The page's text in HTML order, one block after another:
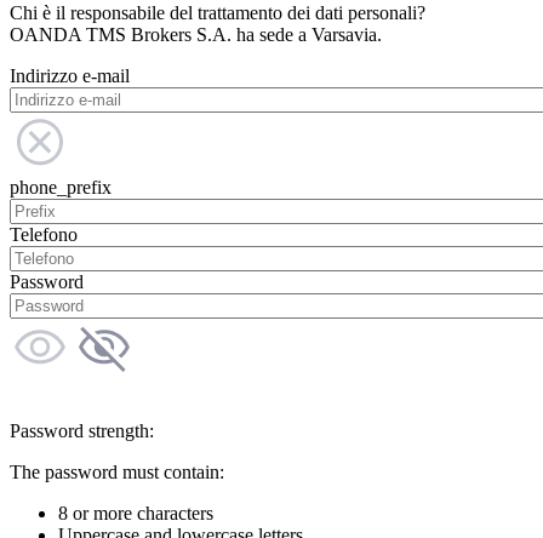
Chi è il responsabile del trattamento dei dati personali?
OANDA TMS Brokers S.A. ha sede a Varsavia.
Indirizzo e-mail
phone_prefix
Telefono
Password
Password strength:
The password must contain:
8 or more characters